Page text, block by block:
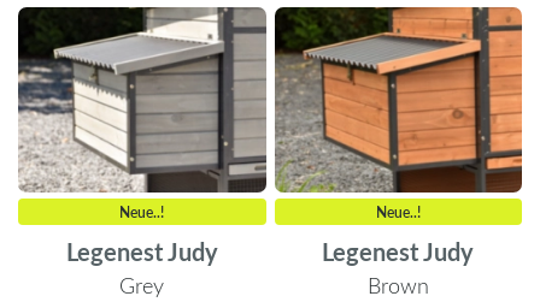
Neue..!
Legenest Judy
Grey
Neue..!
Legenest Judy
Brown